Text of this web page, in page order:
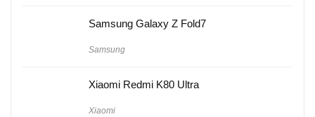
Samsung Galaxy Z Fold7
Samsung
Xiaomi Redmi K80 Ultra
Xiaomi